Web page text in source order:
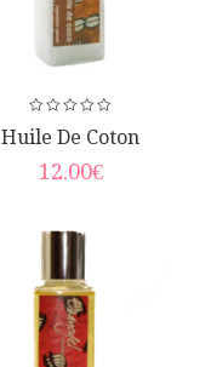
Huile De Coton
12.00€